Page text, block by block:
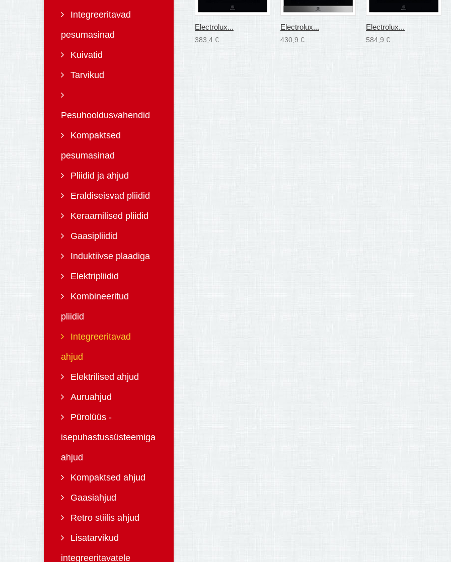
Integreeritavad
pesumasinad
Kuivatid
Tarvikud
Pesuhooldusvahendid
Kompaktsed
pesumasinad
Pliidid ja ahjud
Eraldiseisvad pliidid
Keraamilised pliidid
Gaasipliidid
Induktiivse plaadiga
Elektripliidid
Kombineeritud
pliidid
Integreeritavad
ahjud
Elektrilised ahjud
Auruahjud
Pürolüüs -
isepuhastussüsteemiga
ahjud
Kompaktsed ahjud
Gaasiahjud
Retro stiilis ahjud
Lisatarvikud
integreeritavatele
Electrolux...
383,4 €
Electrolux...
430,9 €
Electrolux...
584,9 €